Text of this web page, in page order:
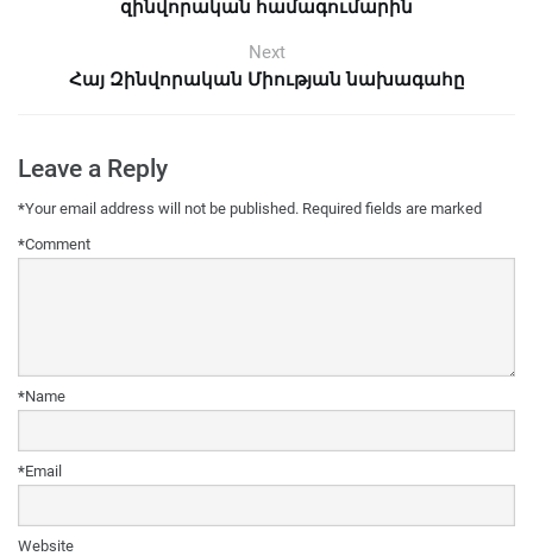
զինվորական համագումարին
Next
Հայ Զինվորական Միության նախագահը
Leave a Reply
Your email address will not be published. Required fields are marked
*
Comment
*
Name
*
Email
*
Website